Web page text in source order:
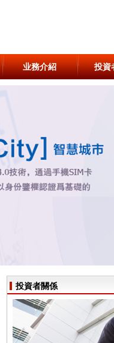
业務介紹 投資
投資者關係